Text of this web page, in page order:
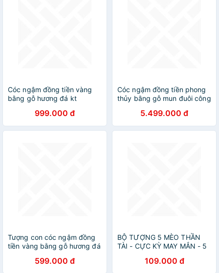
Cóc ngậm đồng tiền vàng
bằng gỗ hương đá kt
999.000 đ
Cóc ngậm đồng tiền phong
thủy bằng gỗ mun đuôi công
5.499.000 đ
Tượng con cóc ngậm đồng
tiền vàng bằng gỗ hương đá
599.000 đ
BỘ TƯỢNG 5 MÈO THẦN
TÀI - CỰC KỲ MAY MẮN - 5
109.000 đ